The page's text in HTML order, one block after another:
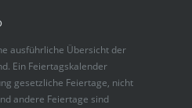
ausführliche Übersicht der
Ein Feiertagskalender
gesetzliche Feiertage, nicht
andere Feiertage sind